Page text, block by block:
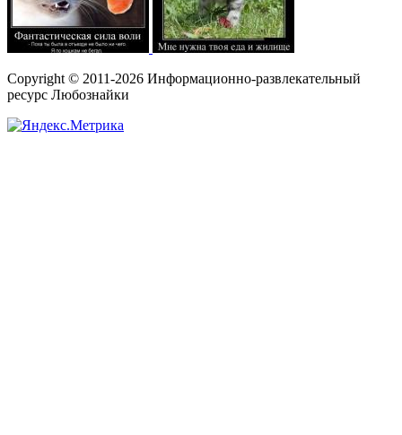
Copyright © 2011-2026 Информационно-развлекательный
ресурс Любознайки